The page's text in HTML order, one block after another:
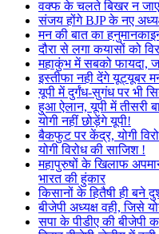
वक्फ के चलते बिखर न जाए
संजय होंगे BJP के नए
मन की बात का
दौरा से लगा कयासों को
महाकुंभ में सबको फायदा,
इस्तीफा नही देंगे यूट्यूबर
यूपी में दुर्गंध-सुगंध पर भी
हुआ ऐलान, यूपी में तीसरी
योगी नहीं छोड़ेंगे यूपी!
बैकफुट पर केंद्र, योगी
योगी विरोध की साजिश !
महापुरुषों के खिलाफ
भारत की हुंकार
किसानों के हितैषी ही बने
बीजेपी अध्यक्ष वही, जिसे
सपा के पीडीए की बीजेपी